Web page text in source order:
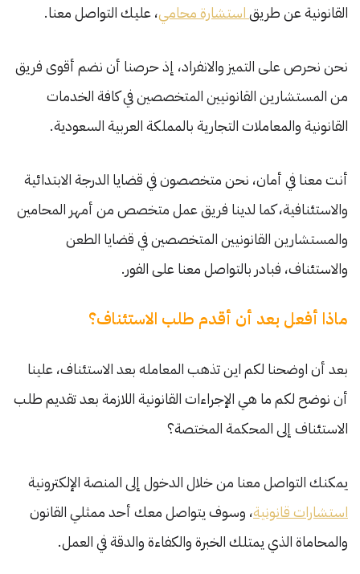
القانونية عن طريقاستشارة محامي، عليك التواصل معنا.
نحن نحرص على التميز والانفراد، إذ حرصنا أن نضم أقوى فريق
من المستشارين القانونيين المتخصصين في كافة الخدمات
القانونية والمعاملات التجارية بالمملكة العربية السعودية.
أنت معنا في أمان، نحن متخصصون في قضايا الدرجة الابتدائية
والاستئنافية، كما لدينا فريق عمل متخصص من أمهر المحامين
والمستشارين القانونيين المتخصصين في قضايا الطعن
والاستئناف، فبادر بالتواصل معنا على الفور.
ماذا أفعل بعد أن أقدم طلب الاستئناف؟
بعد أن اوضحنا لكم اين تذهب المعامله بعد الاستئناف، علينا
أن نوضح لكم ما هي الإجراءات القانونية اللازمة بعد تقديم طلب
الاستئناف إلى المحكمة المختصة؟
يمكنك التواصل معنا من خلال الدخول إلى المنصة الإلكترونية
استشارات قانونية، وسوف يتواصل معك أحد ممثلي القانون
والمحاماة الذي يمتلك الخبرة والكفاءة والدقة في العمل.